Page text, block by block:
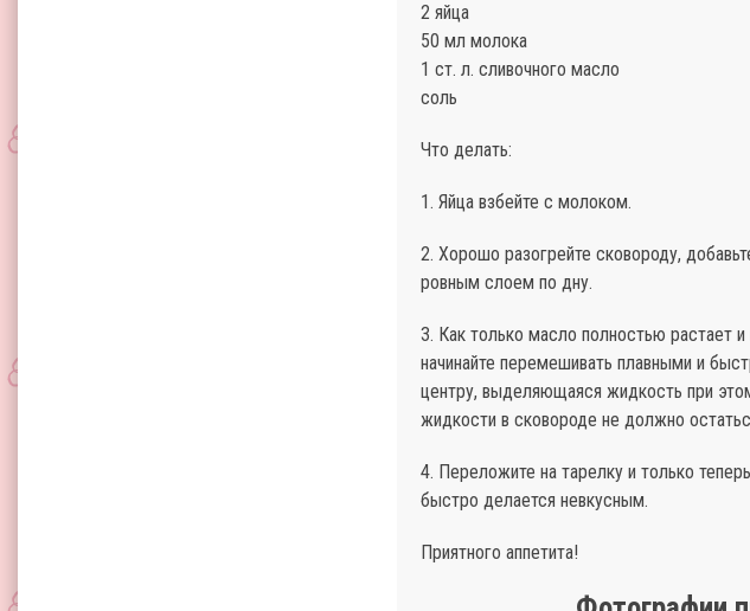
2 яйца
50 мл молока
1 ст. л. сливочного масло
соль
Что делать:
1. Яйца взбейте с молоком.
2. Хорошо разогрейте сковороду,
ровным слоем по дну.
3. Как только масло полностью растает
начинайте перемешивать плавными и
центру, выделяющаяся жидкость при
жидкости в сковороде не должно
4. Переложите на тарелку и только
быстро делается невкусным.
Приятного аппетита!